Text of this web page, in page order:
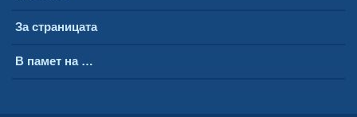
За страницата
В памет на …